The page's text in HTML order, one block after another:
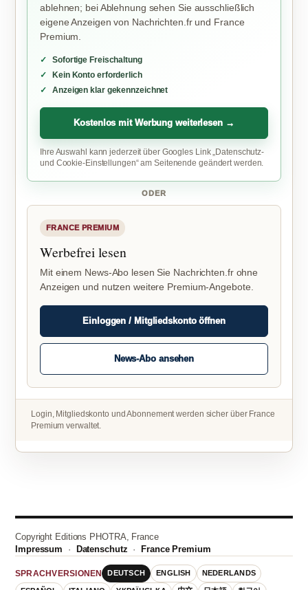
ablehnen; bei Ablehnung sehen Sie ausschließlich
eigene Anzeigen von Nachrichten.fr und France
Premium.
Sofortige Freischaltung
Kein Konto erforderlich
Anzeigen klar gekennzeichnet
Kostenlos mit Werbung weiterlesen →
Ihre Auswahl kann jederzeit über Googles Link „Datenschutz-
und Cookie-Einstellungen“ am Seitenende geändert werden.
ODER
FRANCE PREMIUM
Werbefrei lesen
Mit einem News-Abo lesen Sie Nachrichten.fr ohne
Anzeigen und nutzen weitere Premium-Angebote.
Einloggen / Mitgliedskonto öffnen
News-Abo ansehen
Login, Mitgliedskonto und Abonnement werden sicher über France
Premium verwaltet.
Copyright Editions PHOTRA, France
Impressum · Datenschutz ·France Premium
SPRACHVERSIONEN DEUTSCH ENGLISH NEDERLANDS